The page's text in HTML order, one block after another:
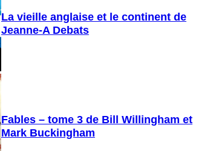
La vieille anglaise et le continent de
Jeanne-A Debats
Fables – tome 3 de Bill Willingham et
Mark Buckingham